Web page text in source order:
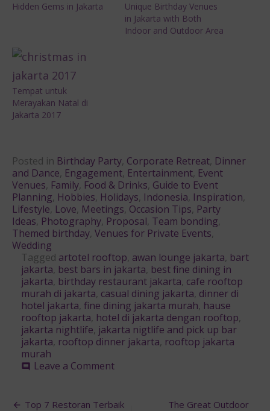
Hidden Gems in Jakarta
Unique Birthday Venues
in Jakarta with Both
Indoor and Outdoor Area
Tempat untuk
Merayakan Natal di
Jakarta 2017
Posted in Birthday Party, Corporate Retreat, Dinner
and Dance, Engagement, Entertainment, Event
Venues, Family, Food & Drinks, Guide to Event
Planning, Hobbies, Holidays, Indonesia, Inspiration,
Lifestyle, Love, Meetings, Occasion Tips, Party
Ideas, Photography, Proposal, Team bonding,
Themed birthday, Venues for Private Events,
Wedding
Tagged artotel rooftop, awan lounge jakarta, bart
jakarta, best bars in jakarta, best fine dining in
jakarta, birthday restaurant jakarta, cafe rooftop
murah di jakarta, casual dining jakarta, dinner di
hotel jakarta, fine dining jakarta murah, hause
rooftop jakarta, hotel di jakarta dengan rooftop,
jakarta nightlife, jakarta nigtlife and pick up bar
jakarta, rooftop dinner jakarta, rooftop jakarta
murah
comment Leave a Commenton
Bar
Post
Top 7 Restoran Terbaik
The Great Outdoor